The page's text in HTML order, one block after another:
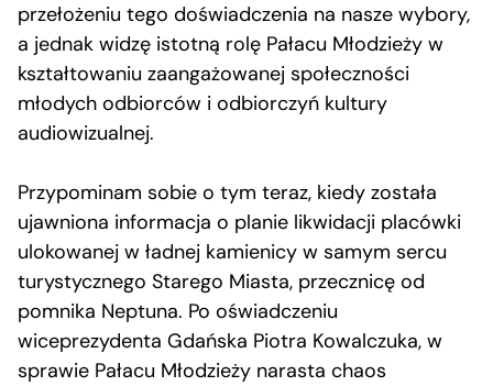
przełożeniu tego doświadczenia na nasze wybory,
a jednak widzę istotną rolę Pałacu Młodzieży w
kształtowaniu zaangażowanej społeczności
młodych odbiorców i odbiorczyń kultury
audiowizualnej.
Przypominam sobie o tym teraz, kiedy została
ujawniona informacja o planie likwidacji placówki
ulokowanej w ładnej kamienicy w samym sercu
turystycznego Starego Miasta, przecznicę od
pomnika Neptuna. Po oświadczeniu
wiceprezydenta Gdańska Piotra Kowalczuka, w
sprawie Pałacu Młodzieży narasta chaos